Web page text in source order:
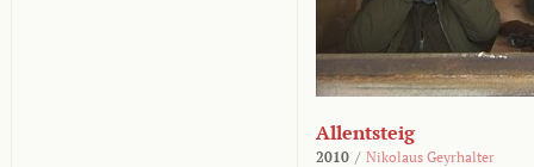
Allentsteig
2010 / Nikolaus Geyrhalter